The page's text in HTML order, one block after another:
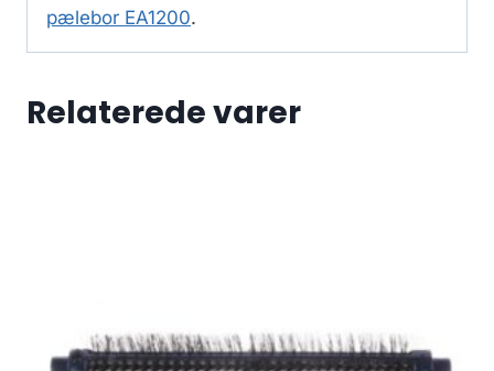
pælebor EA1200.
Relaterede varer